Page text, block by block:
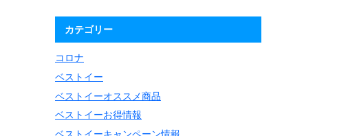
カテゴリー
コロナ
ベストイー
ベストイーオススメ商品
ベストイーお得情報